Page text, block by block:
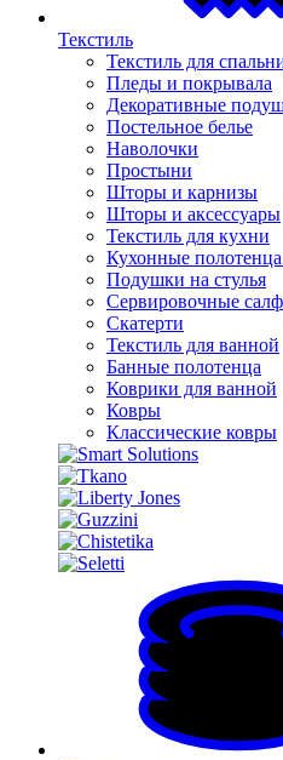
Текстиль
Текстиль для
Пледы и покрывала
Декоративные
Постельное белье
Наволочки
Простыни
Шторы и карнизы
Шторы и аксессуары
Текстиль для кухни
Кухонные
Подушки на стулья
Сервировочные
Скатерти
Текстиль для ванной
Банные полотенца
Коврики для ванной
Ковры
Классические ковры